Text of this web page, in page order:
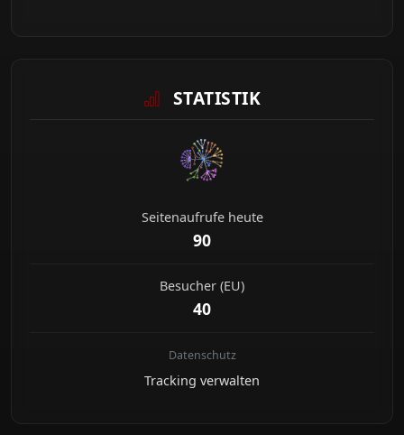
STATISTIK
Seitenaufrufe heute
90
Besucher (EU)
40
Datenschutz
Tracking verwalten